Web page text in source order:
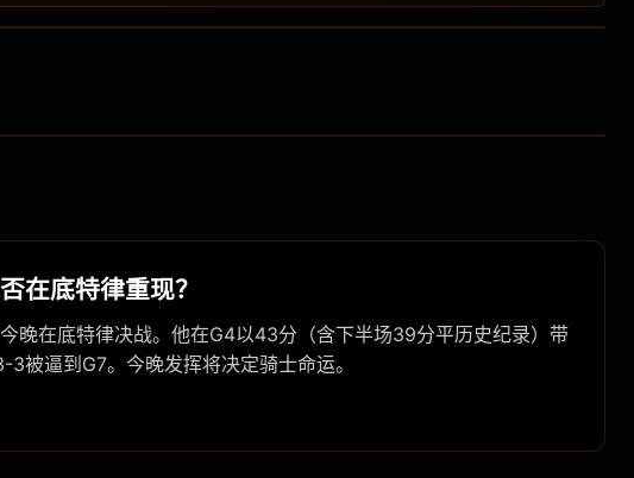
在底特律重现？
晚在底特律决战。他在G4以43分（含下半场39分平历史纪录）带
被逼到G7。今晚发挥将决定骑士命运。